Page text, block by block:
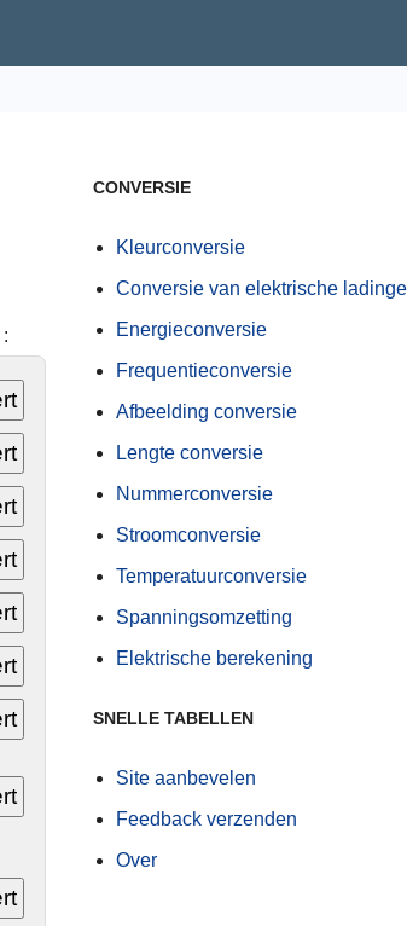
:
CONVERSIE
Kleurconversie
Conversie van elektrische
Energieconversie
Frequentieconversie
Afbeelding conversie
Lengte conversie
Nummerconversie
Stroomconversie
Temperatuurconversie
Spanningsomzetting
Elektrische berekening
SNELLE TABELLEN
Site aanbevelen
Feedback verzenden
Over